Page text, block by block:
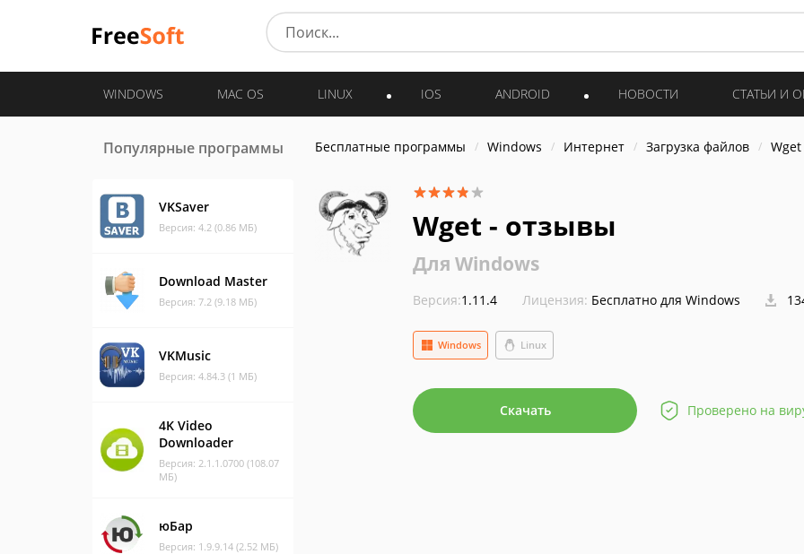
WINDOWS MAC OS LINUX IOS ANDROID НОВОСТИ СТАТЬИ И
Популярные программы
VKSaver
Версия: 4.2 (0.86 МБ)
Download Master
Версия: 7.2 (9.18 МБ)
VKMusic
Версия: 4.84.3 (1 МБ)
4K Video
Downloader
Версия: 2.1.1.0700 (108.07
МБ)
юБар
Версия: 1.9.9.14 (2.52 МБ)
Бесплатные программы Windows Интернет Загрузка файлов Wget
Wget - отзывы
Для Windows
Версия:1.11.4 Лицензия: Бесплатно для Windows
Windows Linux
Скачать Проверено на